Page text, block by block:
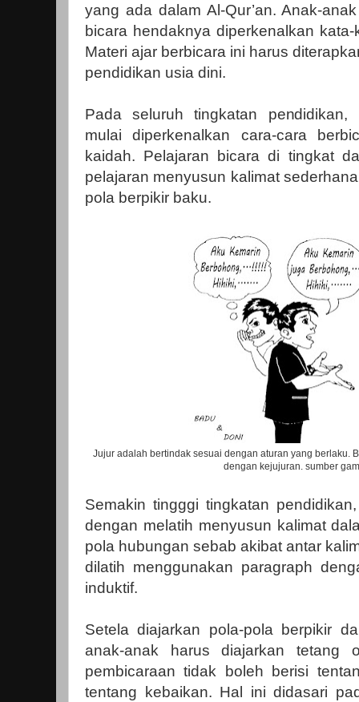
yang ada dalam Al-Qur’an. Anak-
bicara hendaknya diperkenalkan kata-
Materi ajar berbicara ini harus
pendidikan usia dini.
Pada seluruh tingkatan pendidikan,
mulai diperkenalkan cara-cara
kaidah. Pelajaran bicara di tingkat
pelajaran menyusun kalimat
pola berpikir baku.
Jujur adalah bertindak sesuai dengan aturan yang berlaku.
dengan kejujuran. sumber
Semakin tingggi tingkatan
dengan melatih menyusun kalimat
pola hubungan sebab akibat antar
dilatih menggunakan paragraph
induktif.
Setela diajarkan pola-pola berpikir
anak-anak harus diajarkan tetang
pembicaraan tidak boleh berisi
tentang kebaikan. Hal ini didasari